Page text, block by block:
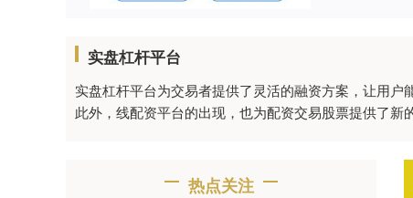
实盘杠杆平台
实盘杠杆平台为交易者提供了灵活的融资方案，让用户
此外，线配资平台的出现，也为配资交易股票提供了新
热点关注